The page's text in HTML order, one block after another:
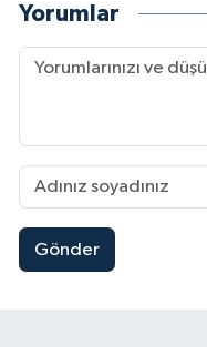
Yorumlar
Gönder